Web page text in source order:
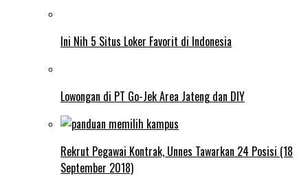
Ini Nih 5 Situs Loker Favorit di Indonesia
Lowongan di PT Go-Jek Area Jateng dan DIY
Rekrut Pegawai Kontrak, Unnes Tawarkan 24 Posisi (18
September 2018)